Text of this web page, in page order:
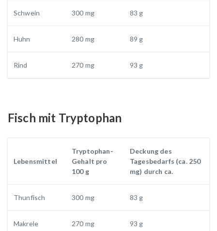
Schwein 300 mg 83 g
Huhn 280 mg 89 g
Rind 270 mg 93 g
Fisch mit Tryptophan
Lebensmittel
Tryptophan-
Gehalt pro
100 g
Deckung des
Tagesbedarfs (ca. 250
mg) durch ca.
Thunfisch 300 mg 83 g
Makrele 270 mg 93 g